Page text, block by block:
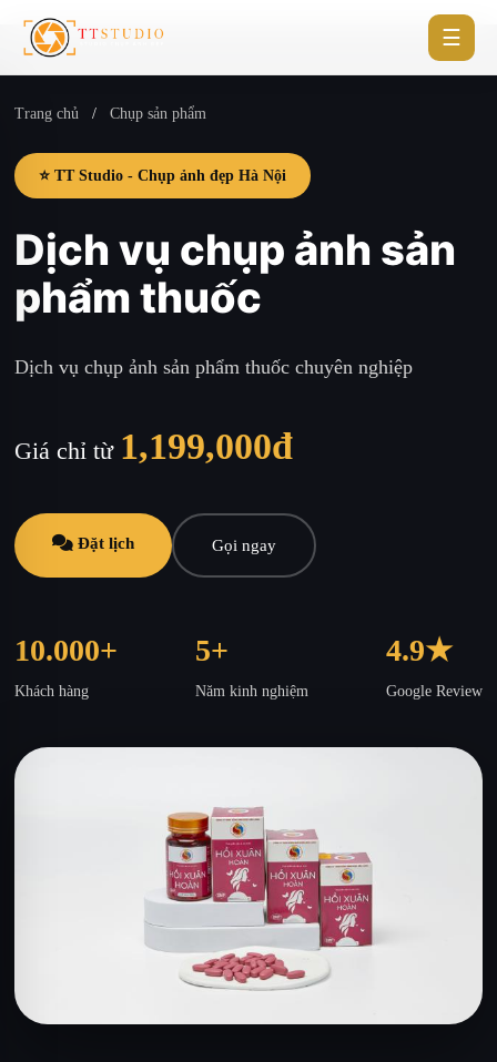
☰
Trang chủ / Chụp sản phẩm
⭐ TT Studio - Chụp ảnh đẹp Hà Nội
Dịch vụ chụp ảnh sản
phẩm thuốc
Dịch vụ chụp ảnh sản phẩm thuốc chuyên nghiệp
Giá chỉ từ 1,199,000đ
Đặt lịch Gọi ngay
10.000+
Khách hàng
5+
Năm kinh nghiệm
4.9★
Google Review